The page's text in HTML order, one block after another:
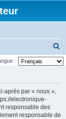
e
:
après par « nous »,
electronique-
responsable des
responsable de